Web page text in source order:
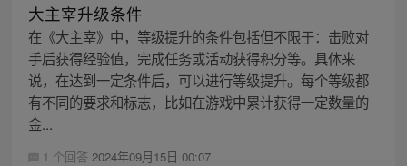
大主宰升级条件
在《大主宰》中，等级提升的条件包括但不限于：击败对
手后获得经验值，完成任务或活动获得积分等。具体来
说，在达到一定条件后，可以进行等级提升。每个等级都
有不同的要求和标志，比如在游戏中累计获得一定数量的
金...
1 个回答 2024年09月15日 00:07